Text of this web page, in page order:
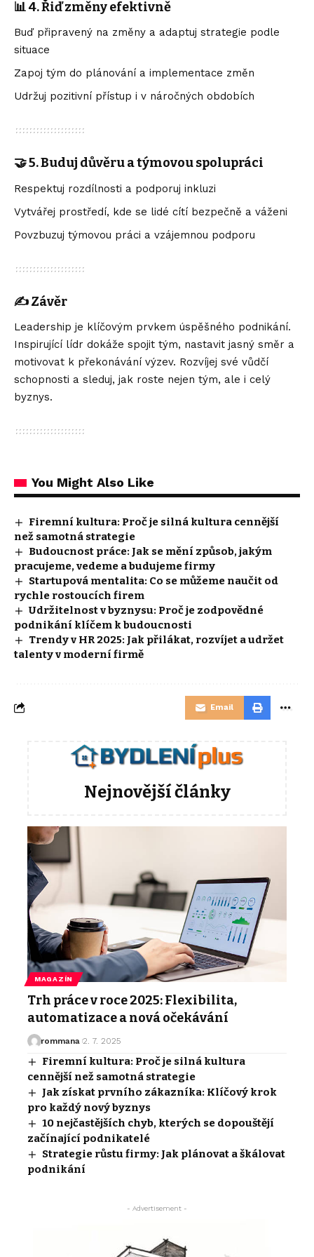
📊 4. Řiď změny efektivně
Buď připravený na změny a adaptuj strategie podle
situace
Zapoj tým do plánování a implementace změn
Udržuj pozitivní přístup i v náročných obdobích
🤝 5. Buduj důvěru a týmovou spolupráci
Respektuj rozdílnosti a podporuj inkluzi
Vytvářej prostředí, kde se lidé cítí bezpečně a váženi
Povzbuzuj týmovou práci a vzájemnou podporu
✍️ Závěr
Leadership je klíčovým prvkem úspěšného podnikání.
Inspirující lídr dokáže spojit tým, nastavit jasný směr a
motivovat k překonávání výzev. Rozvíjej své vůdčí
schopnosti a sleduj, jak roste nejen tým, ale i celý
byznys.
You Might Also Like
Firemní kultura: Proč je silná kultura cennější
než samotná strategie
Budoucnost práce: Jak se mění způsob, jakým
pracujeme, vedeme a budujeme firmy
Startupová mentalita: Co se můžeme naučit od
rychle rostoucích firem
Udržitelnost v byznysu: Proč je zodpovědné
podnikání klíčem k budoucnosti
Trendy v HR 2025: Jak přilákat, rozvíjet a udržet
talenty v moderní firmě
Email
Nejnovější články
MAGAZÍN
Trh práce v roce 2025: Flexibilita,
automatizace a nová očekávání
rommana 2. 7. 2025
Firemní kultura: Proč je silná kultura
cennější než samotná strategie
Jak získat prvního zákazníka: Klíčový krok
pro každý nový byznys
10 nejčastějších chyb, kterých se dopouštějí
začínající podnikatelé
Strategie růstu firmy: Jak plánovat a škálovat
podnikání
- Advertisement -